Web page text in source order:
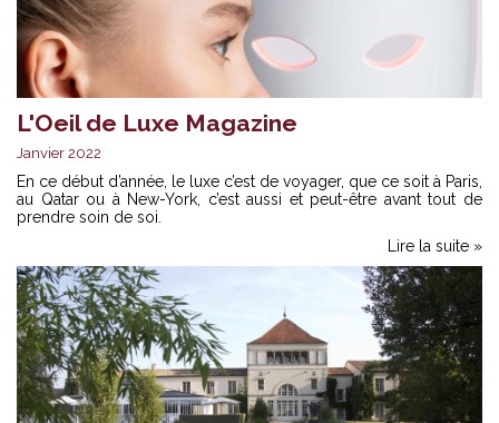
L'Oeil de Luxe Magazine
Janvier 2022
En ce début d’année, le luxe c’est de voyager, que ce soit à Paris,
au Qatar ou à New-York, c’est aussi et peut-être avant tout de
prendre soin de soi.
Lire la suite »